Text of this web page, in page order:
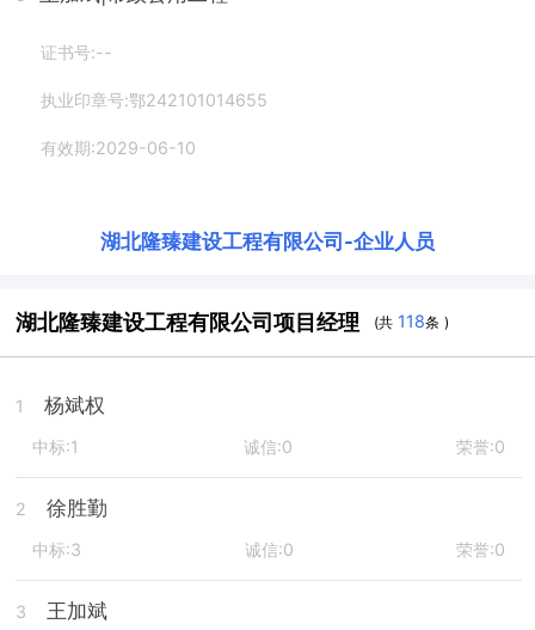
证书号:--
执业印章号:鄂242101014655
有效期:2029-06-10
湖北隆臻建设工程有限公司 -企业人员
湖北隆臻建设工程有限公司项目经理 (共 118条 )
1 杨斌权
中标:1 诚信:0 荣誉:0
2 徐胜勤
中标:3 诚信:0 荣誉:0
3 王加斌